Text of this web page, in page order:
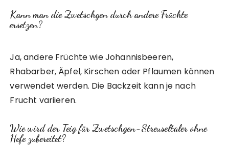
Kann man die Zwetschgen durch andere Früchte
ersetzen?
Ja, andere Früchte wie Johannisbeeren,
Rhabarber, Äpfel, Kirschen oder Pflaumen können
verwendet werden. Die Backzeit kann je nach
Frucht variieren.
Wie wird der Teig für Zwetschgen-Streuseltaler ohne
Hefe zubereitet?